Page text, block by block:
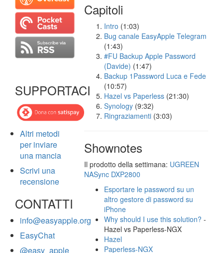
SUPPORTACI
Altri metodi
per inviare
una mancia
Scrivi una
recensione
CONTATTI
info@easyapple.org
EasyChat
@easy_apple
Capitoli
Intro (1:03)
Bug canale EasyApple Telegram
(1:43)
#FU Backup Apple Password
(Davide) (1:47)
Backup 1Password Luca e Fede
(10:57)
Hazel vs Paperless (21:30)
Synology (9:32)
Ringraziamenti (3:03)
Shownotes
Il prodotto della settimana: UGREEN
NASync DXP2800
Esportare le password su un
altro gestore di password su
iPhone
Why should I use this solution? -
Hazel vs Paperless-NGX
Hazel
Paperless-NGX